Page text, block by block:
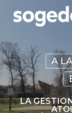
content
A
LA